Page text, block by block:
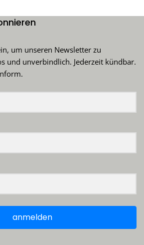
um unseren Newsletter zu
und unverbindlich. Jederzeit kündbar.
anmelden